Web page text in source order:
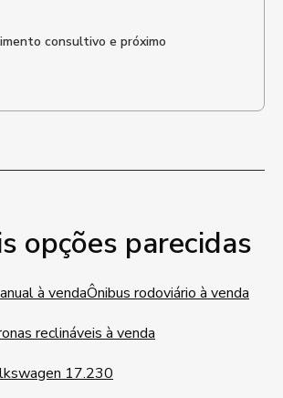
consultivo e próximo
opções parecidas
à vendaÔnibus rodoviário à venda
reclináveis à venda
17.230